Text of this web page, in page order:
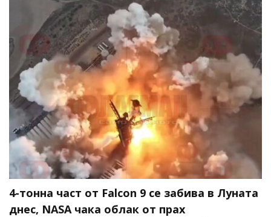
4-тонна част от Falcon 9 се забива в Луната
днес, NASA чака облак от прах